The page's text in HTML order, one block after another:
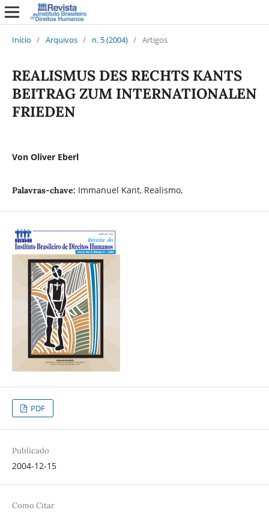
Início / Arquivos / n. 5 (2004) / Artigos
REALISMUS DES RECHTS KANTS
BEITRAG ZUM INTERNATIONALEN
FRIEDEN
Von Oliver Eberl
Palavras-chave: Immanuel Kant, Realismo,
PDF
Publicado
2004-12-15
Como Citar